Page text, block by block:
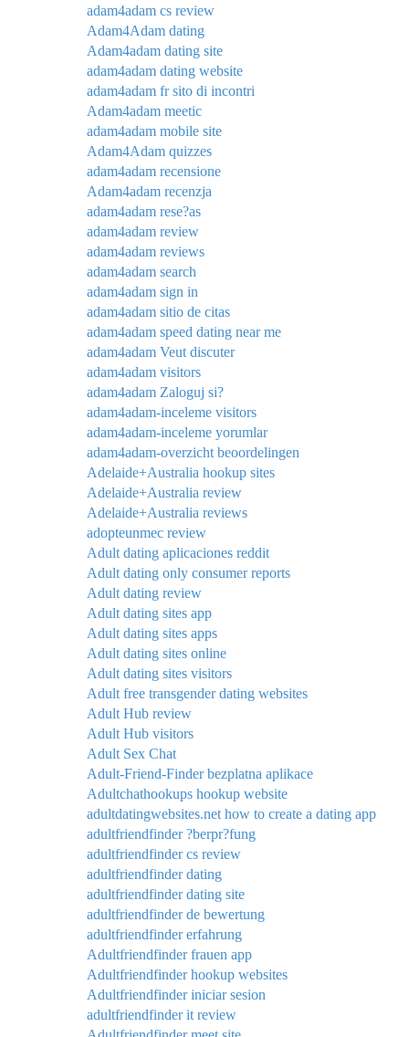
adam4adam cs review
Adam4Adam dating
Adam4adam dating site
adam4adam dating website
adam4adam fr sito di incontri
Adam4adam meetic
adam4adam mobile site
Adam4Adam quizzes
adam4adam recensione
Adam4adam recenzja
adam4adam rese?as
adam4adam review
adam4adam reviews
adam4adam search
adam4adam sign in
adam4adam sitio de citas
adam4adam speed dating near me
adam4adam Veut discuter
adam4adam visitors
adam4adam Zaloguj si?
adam4adam-inceleme visitors
adam4adam-inceleme yorumlar
adam4adam-overzicht beoordelingen
Adelaide+Australia hookup sites
Adelaide+Australia review
Adelaide+Australia reviews
adopteunmec review
Adult dating aplicaciones reddit
Adult dating only consumer reports
Adult dating review
Adult dating sites app
Adult dating sites apps
Adult dating sites online
Adult dating sites visitors
Adult free transgender dating websites
Adult Hub review
Adult Hub visitors
Adult Sex Chat
Adult-Friend-Finder bezplatna aplikace
Adultchathookups hookup website
adultdatingwebsites.net how to create a dating app
adultfriendfinder ?berpr?fung
adultfriendfinder cs review
adultfriendfinder dating
adultfriendfinder dating site
adultfriendfinder de bewertung
adultfriendfinder erfahrung
Adultfriendfinder frauen app
Adultfriendfinder hookup websites
Adultfriendfinder iniciar sesion
adultfriendfinder it review